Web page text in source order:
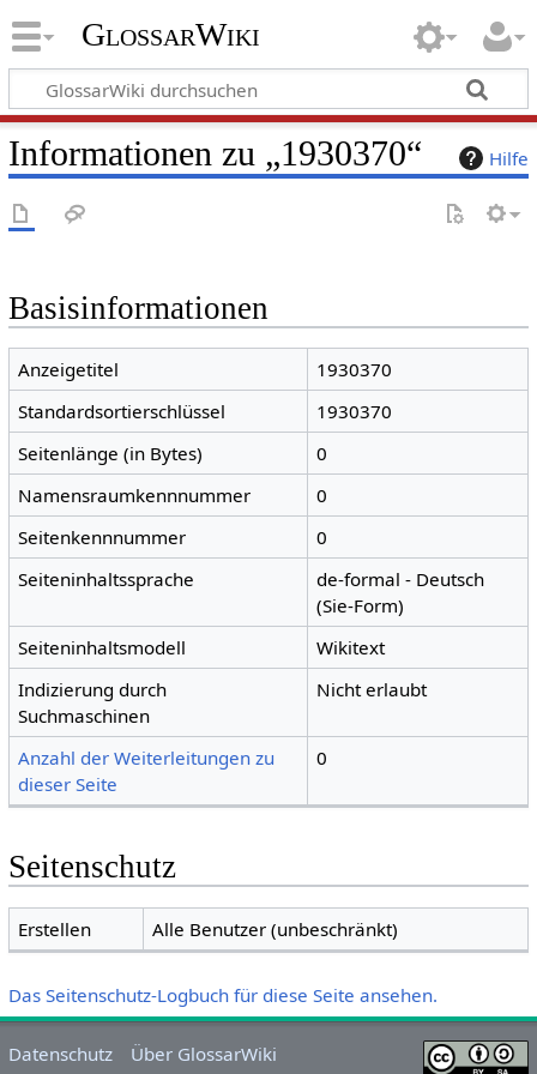
GlossarWiki
Hilfe
Informationen zu „1930370“
Basisinformationen
Anzeigetitel
1930370
Standardsortierschlüssel
1930370
Seitenlänge (in Bytes)
0
Namensraumkennnummer
0
Seitenkennnummer
0
Seiteninhaltssprache
de-formal - Deutsch
(Sie-Form)
Seiteninhaltsmodell
Wikitext
Indizierung durch
Suchmaschinen
Nicht erlaubt
Anzahl der Weiterleitungen zu
dieser Seite
0
Seitenschutz
Erstellen Alle Benutzer (unbeschränkt)
Das Seitenschutz-Logbuch für diese Seite ansehen.
Datenschutz
Über GlossarWiki